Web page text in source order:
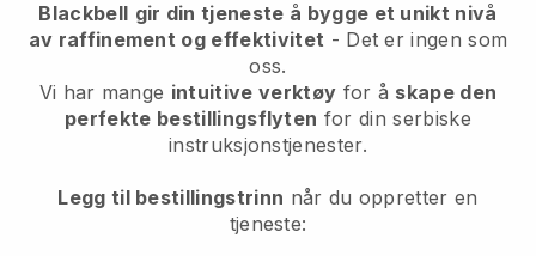
Blackbell gir din tjeneste å bygge et unikt nivå
av raffinement og effektivitet - Det er ingen som
oss.
Vi har mange intuitive verktøy for å skape den
perfekte bestillingsflyten for din serbiske
instruksjonstjenester.
Legg til bestillingstrinn når du oppretter en
tjeneste: